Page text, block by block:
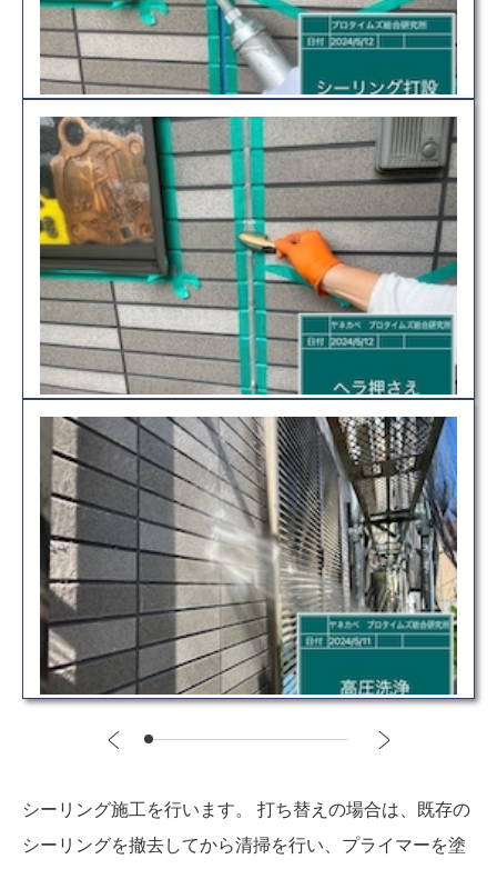
シーリング施工を行います。 打ち替えの場合は、既存の
シーリングを撤去してから清掃を行い、プライマーを塗